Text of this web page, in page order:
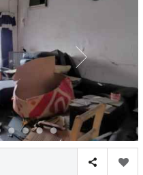
pada kotak-